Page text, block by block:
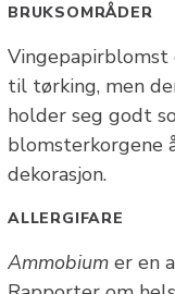
BRUKSOMRÅDER
til tørking, men
holder seg godt
blomsterkorgene
dekorasjon.
ALLERGIFARE
Ammobium er en